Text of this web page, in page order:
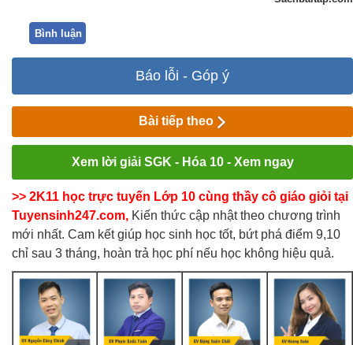
Bình luận
Báo lỗi - Góp ý
Bài tiếp theo
Xem lời giải SGK - Hóa 10 - Xem ngay
>> 2K11 học trực tuyến Lớp 10 cùng thầy cô giáo giỏi tại
Tuyensinh247.com, Kiến thức cập nhật theo chương trình
mới nhất. Cam kết giúp học sinh học tốt, bứt phá điểm 9,10
chỉ sau 3 tháng, hoàn trả học phí nếu học không hiệu quả.